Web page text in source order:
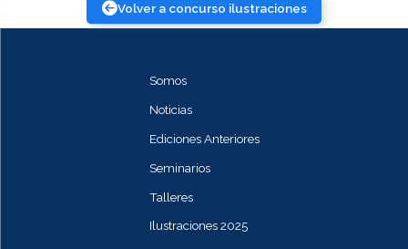
Volver a concurso ilustraciones
Somos
Noticias
Ediciones Anteriores
Seminarios
Talleres
Ilustraciones 2025